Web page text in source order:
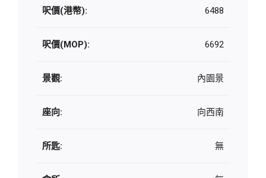
呎價(港幣): 6488
呎價(MOP): 6692
景觀: 內園景
座向: 向西南
所匙: 無